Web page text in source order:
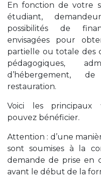
En fonction de votre
étudiant,
possibilités de
envisagées pour
partielle ou totale des
pédagogiques,
d’hébergement,
restauration.
Voici les principaux
pouvez bénéficier.
Attention : d’une
sont soumises à la
demande de prise en
avant le début de la